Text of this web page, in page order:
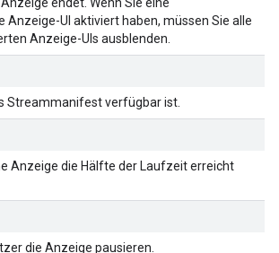
Anzeige-UI aktiviert haben, müssen Sie alle
Anzeige-UIs ausblenden.
Streammanifest verfügbar ist.
Anzeige die Hälfte der Laufzeit erreicht
die Anzeige pausieren.